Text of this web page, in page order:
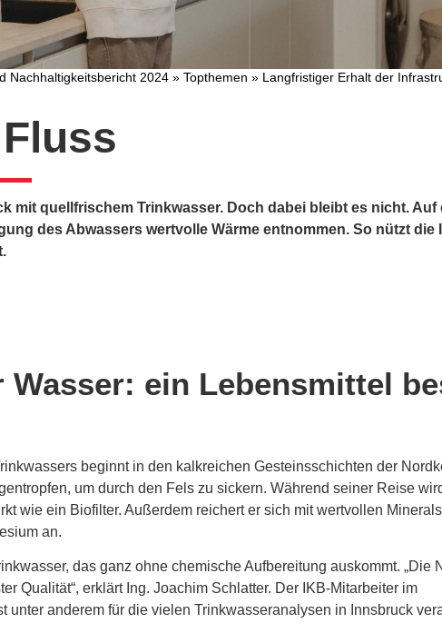
Nachhaltigkeitsbericht 2024 » Topthemen » Langfristiger Erhalt der
mit quellfrischem Trinkwasser. Doch dabei bleibt es nicht.
des Abwassers wertvolle Wärme entnommen. So nützt
Wasser: ein Lebensmittel
beginnt in den kalkreichen Gesteinsschichten der
um durch den Fels zu sickern. Während seiner Reise
wie ein Biofilter. Außerdem reichert er sich mit wertvollen
an.
das ganz ohne chemische Aufbereitung auskommt. „Die
Qualität“, erklärt Ing. Joachim Schlatter. Der IKB-Mitarbeiter im
unter anderem für die vielen Trinkwasseranalysen in Innsbruck